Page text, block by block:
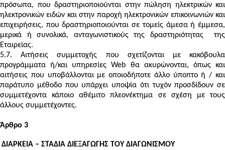
πρόσωπα, που δραστηριοποιούνται στην πώληση ηλεκτρικών και
ηλεκτρονικών ειδών και στην παροχή ηλεκτρονικών επικοινωνιών και
επιχειρήσεις, που δραστηριοποιούνται σε τομείς άμεσα ή έμμεσα,
μερικά ή συνολικά, ανταγωνιστικούς της δραστηριότητας της
Εταιρείας.
5.7. Αιτήσεις συμμετοχής που σχετίζονται με κακόβουλα
προγράμματα ή/και υπηρεσίες Web θα ακυρώνονται, όπως και
αιτήσεις που υποβάλλονται με οποιοδήποτε άλλο ύποπτο ή / και
παράτυπο μέθοδο που υπάρχει υποψία ότι τυχόν προσδίδουν σε
συμμετέχοντα κάποιο αθέμιτο πλεονέκτημα σε σχέση με τους
άλλους συμμετέχοντες.
Άρθρο 3
ΔΙΑΡΚΕΙΑ – ΣΤΑΔΙΑ ΔΙΕΞΑΓΩΓΗΣ ΤΟΥ ΔΙΑΓΩΝΙΣΜΟΥ